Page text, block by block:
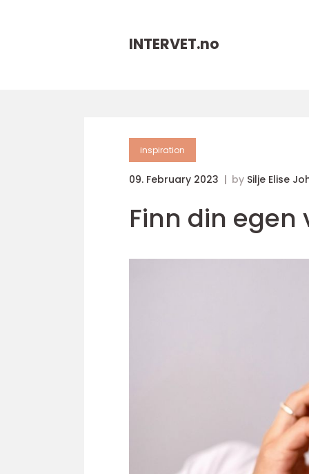
INTERVET.no
inspiration
09. February 2023 by Silje Elise
Finn din